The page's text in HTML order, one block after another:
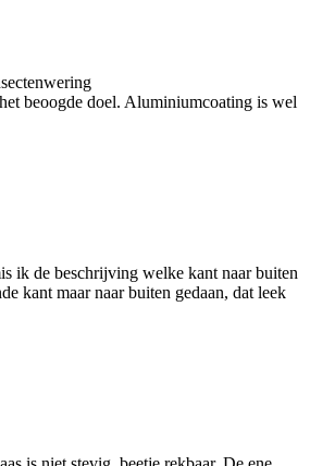
beoogde doel. Aluminiumcoating is wel
ik de beschrijving welke kant naar buiten
kant maar naar buiten gedaan, dat leek